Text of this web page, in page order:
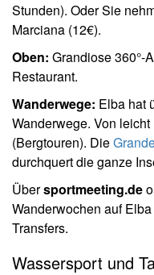
Stunden). Oder Sie
Marciana (12€).
Oben: Grandiose 360°-
Restaurant.
Wanderwege: Elba hat
Wanderwege. Von
(Bergtouren). Die
durchquert die ganze
Übersportmeeting.de
Wanderwochen auf
Transfers.
Wassersport und